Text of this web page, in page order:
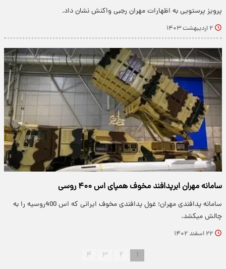
پرویز پرستویی به اظهارات مهران رجبی واکنش نشان داد.
۲ اردیبهشت ۱۴۰۳
سامانه مهران ابرپدافند مخوف همپای اس ۴۰۰ روسی
سامانه پدافندی مهران؛ غول پدافندی مخوف ایرانی که اس 400روسیه را به
چالش میکشد.
۲۲ اسفند ۱۴۰۲
۱ ۲ ۳ ۴